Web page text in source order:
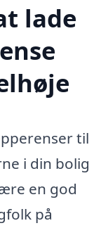
lade
til
i din bolig
en god
på